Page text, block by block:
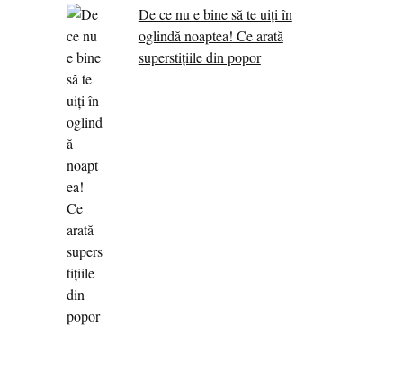
De ce nu e bine să te uiți în
oglindă noaptea! Ce arată
superstițiile din popor